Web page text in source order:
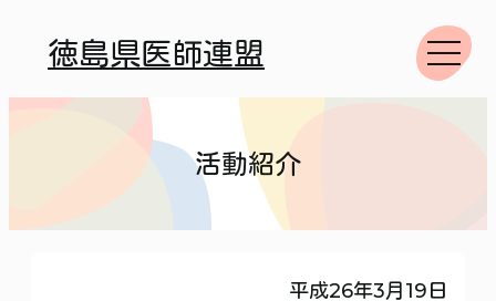
徳島県医師連盟
活動紹介
平成26年3月19日